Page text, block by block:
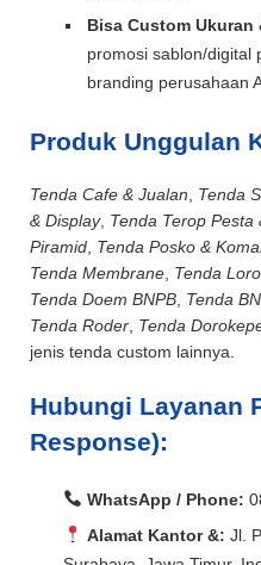
Bisa Custom Ukuran
promosi sablon/digital
branding perusahaan
Produk Unggulan
Tenda Cafe & Jualan Tenda
& Display, Tenda Terop Pesta
Piramid Tenda Posko &
Tenda Membrane Tenda
Tenda Doem BNPB Tenda
Tenda Roder Tenda
jenis tenda custom lainnya.
Hubungi Layanan
Response):
WhatsApp / Phone:
Alamat Kantor &: Jl.